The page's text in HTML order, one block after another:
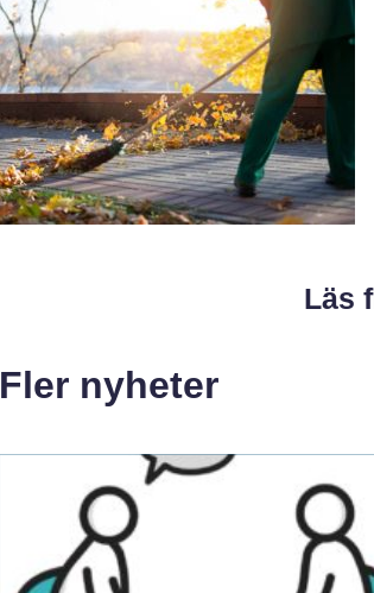
Läs
Fler nyheter